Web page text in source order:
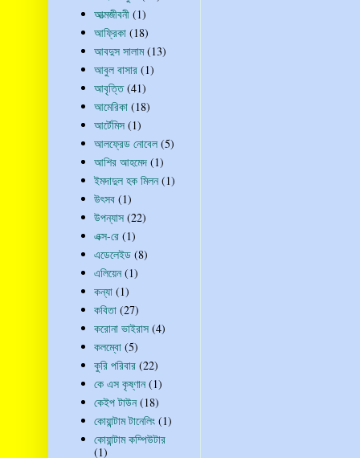
আত্মজীবনী (1)
আফ্রিকা (18)
আবদুস সালাম (13)
আবুল বাসার (1)
আবৃত্তি (41)
আমেরিকা (18)
আর্টেমিস (1)
আলফ্রেড নোবেল (5)
আশির আহমেদ (1)
ইমদাদুল হক মিলন (1)
উৎসব (1)
উপন্যাস (22)
এক্স-রে (1)
এডেলেইড (8)
এলিয়েন (1)
কন্যা (1)
কবিতা (27)
করোনা ভাইরাস (4)
কলম্বো (5)
কুরি পরিবার (22)
কে এস কৃষ্ণান (1)
কেইপ টাউন (18)
কোয়ান্টাম টানেলিং (1)
কোয়ান্টাম কম্পিউটার
(1)